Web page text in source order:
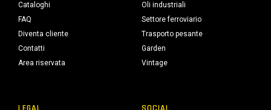
Cataloghi
FAQ
Diventa cliente
Contatti
Area riservata
Oli industriali
Settore ferroviario
Trasporto pesante
Garden
Vintage